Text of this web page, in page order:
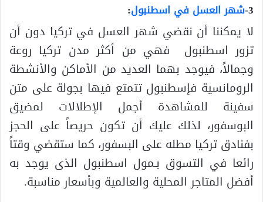
3-شهر العسل في اسطنبول:
لا يمكننا أن نقضي شهر العسل في تركيا دون أن
تزور اسطنبول فهي من أكثر مدن تركيا روعة
وجمالاً، فيوجد بهما العديد من الأماكن والأنشطة
الرومانسية فإسطنبول تتمتع فيها بجولة على متن
سفينة للمشاهدة أجمل الإطلالات لمضيق
البوسفور، لذلك عليك أن تكون حريصاً على الحجز
بفنادق تركيا مطله على البسفور، كما ستقضي وقتاً
رائعا في التسوق بـمول اسطنبول الذى يوجد به
أفضل المتاجر المحلية والعالمية وبأسعار مناسبة.